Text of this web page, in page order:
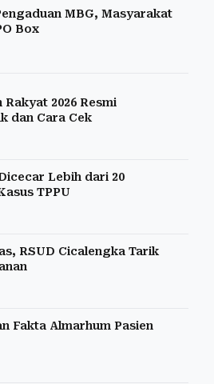
MBG, Masyarakat
Box
Rakyat 2026 Resmi
dan Cara Cek
Lebih dari 20
TPPU
RSUD Cicalengka Tarik
Fakta Almarhum Pasien